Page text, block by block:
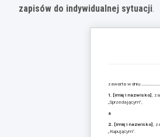
zapisów do indywidualnej sytuacji.
zawarta w dniu
1. [imię i nazwisko] ,
„Sprzedającym”,
a
2. [imię i nazwisko] ,
„Kupującym”.